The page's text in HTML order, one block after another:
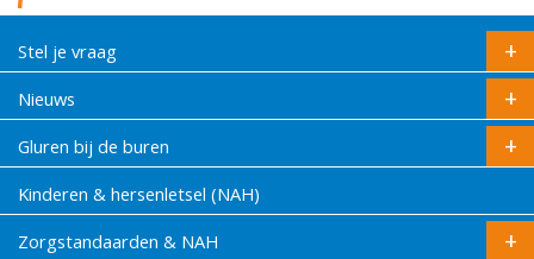
Stel je vraag
Nieuws
Gluren bij de buren
Kinderen & hersenletsel (NAH)
Zorgstandaarden & NAH